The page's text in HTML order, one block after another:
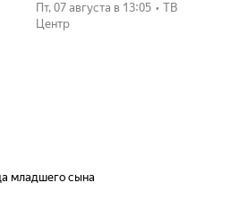
пт, 07 августа в 13:05 • ТВ
Центр
младшего сына